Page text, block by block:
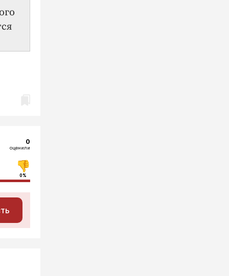
0
оценили
0%